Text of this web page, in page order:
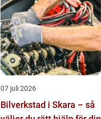
07 juli 2026
Bilverkstad i Skara – så